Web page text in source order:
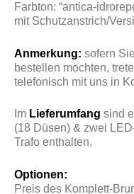
Farbton: “antica-
mit Schutzanstrich/
Anmerkung: sofern
bestellen möchten,
telefonisch mit uns in
Im Lieferumfang sind
(18 Düsen) & zwei
Trafo enthalten.
Optionen:
Preis des Komplett-